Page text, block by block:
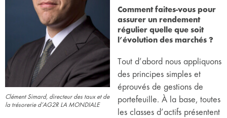
Clément Simard, directeur des taux et de
la trésorerie d’AG2R LA MONDIALE
Comment faites-vous pour
assurer un rendement
régulier quelle que soit
l’évolution des marchés ?
Tout d’abord nous appliquons
des principes simples et
éprouvés de gestions de
portefeuille. À la base, toutes
les classes d’actifs présentent